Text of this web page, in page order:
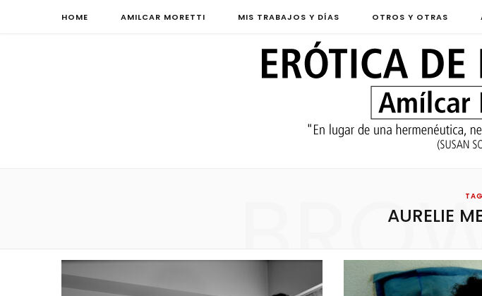
HOME AMILCAR MORETTI MIS TRABAJOS Y DÍAS OTROS Y OTRAS
TAG
AURELIE